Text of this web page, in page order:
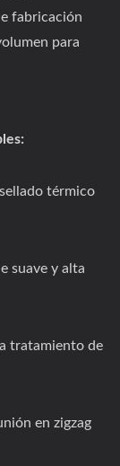
fabricación
para
térmico
suave y alta
tratamiento de
en zigzag